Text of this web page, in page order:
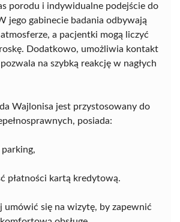
porodu i indywidualne podejście do
jego gabinecie badania odbywają
a pacjentki mogą liczyć
Dodatkowo, umożliwia kontakt
na szybką reakcję w nagłych
Wajlonisa jest przystosowany do
posiada:
płatności kartą kredytową.
umówić się na wizytę, by zapewnić